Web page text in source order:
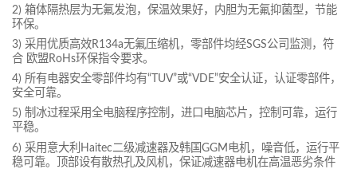
2) 箱体隔热层为无氟发泡，保温效果好，内胆为无氟抑菌型，节能
环保。
3) 采用优质高效R134a无氟压缩机，零部件均经SGS公司监测，符
合 欧盟RoHs环保指令要求。
4) 所有电器安全零部件均有“TUV”或“VDE”安全认证，认证零部件，
安全可靠。
5) 制冰过程采用全电脑程序控制，进口电脑芯片，控制可靠，运行
平稳。
6) 采用意大利Haitec二级减速器及韩国GGM电机，噪音低，运行平
稳可靠。顶部设有散热孔及风机，保证减速器电机在高温恶劣条件